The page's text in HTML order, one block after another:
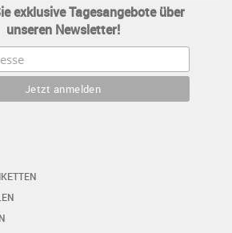
exklusive Tagesangebote über
unseren Newsletter!